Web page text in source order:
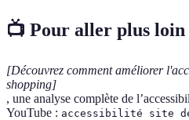
📺 Pour aller plus loin
[Découvrez comment améliorer
shopping]
, une analyse complète de
YouTube : accessibilité site de